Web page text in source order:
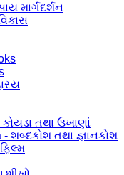
માર્ગદર્શન
તથા ઉખાણાં
શબ્દકોશ તથા જ્ઞાનકોશ